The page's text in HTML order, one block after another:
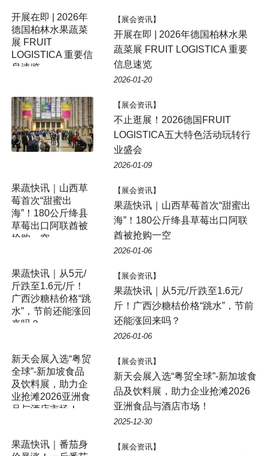
【展会资讯】
开展在即 | 2026年德国柏林水果
蔬菜展 FRUIT LOGISTICA 重要
信息速览
2026-01-20
【展会资讯】
不止逛展！2026德国FRUIT
LOGISTICA五大特色活动玩转行
业盛会
2026-01-09
【展会资讯】
果蔬快讯｜山西草莓首次“甜蜜出
海”！180公斤绛县草莓出口阿联
酋被抢购一空
2026-01-06
【展会资讯】
果蔬快讯｜从5元/斤跌至1.6元/
斤！广西沙糖桔价格“跳水”，节前
还能涨回来吗？
2026-01-06
【展会资讯】
新天会展入选“粤贸全球”-新加坡食
品及饮料展，助力企业抢滩2026
亚洲食品与酒店市场！
2025-12-30
【展会资讯】